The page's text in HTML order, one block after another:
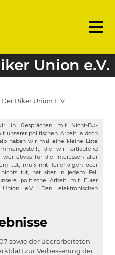
Union e.V.
Biker Union E.V.
in Gesprächen mit Nicht-BU-
unserer politischen Arbeit ja doch
haben wir mal eine kleine Liste
die wir fortlaufend
wer etwas für die Interessen aller
tut, muß mit Teilerfolgen oder
tut, hat aber in jedem Fall
politische Arbeit mit Eurer
e.V.. Den elektronischen
sowie der überarbeiteten
zur Verbesserung der